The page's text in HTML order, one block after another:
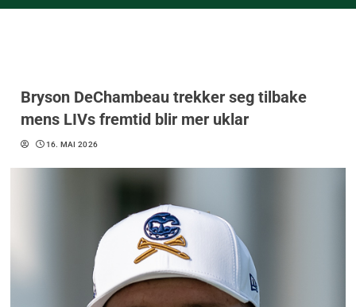
Bryson DeChambeau trekker seg tilbake
mens LIVs fremtid blir mer uklar
16. MAI 2026